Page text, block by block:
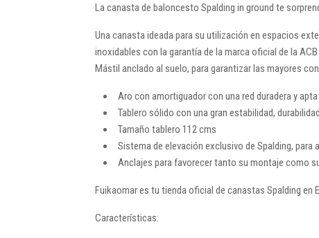
La canasta de baloncesto Spalding in ground te
Una canasta ideada para su utilización en espacios
inoxidables con la garantía de la marca oficial de la ACB
Mástil anclado al suelo, para garantizar las mayores
Aro con amortiguador con una red duradera y
Tablero sólido con una gran estabilidad,
Tamaño tablero 112 cms
Sistema de elevación exclusivo de Spalding,
Anclajes para favorecer tanto su montaje como
Fuikaomar es tu tienda oficial de canastas Spalding en
Características: